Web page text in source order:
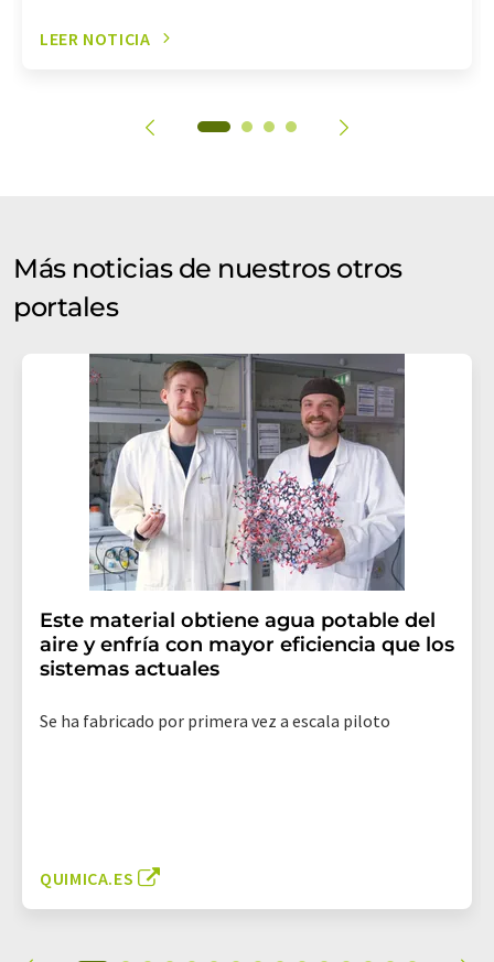
LEER NOTICIA
Más noticias de nuestros otros
portales
Este material obtiene agua potable del
aire y enfría con mayor eficiencia que los
sistemas actuales
Se ha fabricado por primera vez a escala piloto
QUIMICA.ES